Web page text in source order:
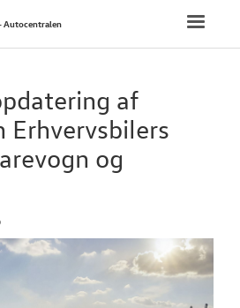
FINANSIERING/
Toggle
Autocentralen
af
Erhvervsbilers
og